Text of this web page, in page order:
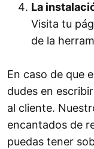
La
Visita tu
de la
En caso de que
dudes en
al cliente.
encantados de
puedas tener